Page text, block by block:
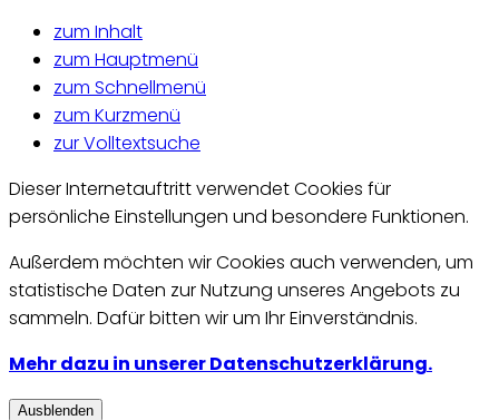
zum Inhalt
zum Hauptmenü
zum Schnellmenü
zum Kurzmenü
zur Volltextsuche
Dieser Internetauftritt verwendet Cookies für
persönliche Einstellungen und besondere Funktionen.
Außerdem möchten wir Cookies auch verwenden, um
statistische Daten zur Nutzung unseres Angebots zu
sammeln. Dafür bitten wir um Ihr Einverständnis.
Mehr dazu in unserer Datenschutzerklärung.
Ausblenden